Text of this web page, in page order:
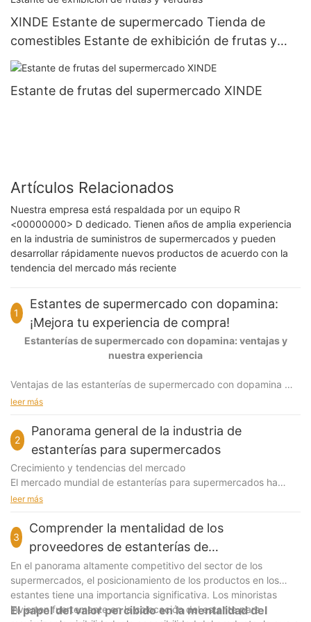
XINDE Estante de supermercado Tienda de
comestibles Estante de exhibición de frutas y
verduras
Estante de frutas del supermercado XINDE
Artículos Relacionados
Nuestra empresa está respaldada por un equipo R
<00000000> D dedicado. Tienen años de amplia experiencia
en la industria de suministros de supermercados y pueden
desarrollar rápidamente nuevos productos de acuerdo con la
tendencia del mercado más reciente
1
Estantes de supermercado con dopamina:
¡Mejora tu experiencia de compra!
Estanterías de supermercado con dopamina: ventajas y
nuestra experiencia
Ventajas de las estanterías de supermercado con dopamina
un entorno de compra atractivo, lo que aumenta la
participación del cliente y las ventas.
Experiencia de compra mejorada: el diseño alegre estimula
emociones positivas, haciendo que las compras sean más
agradables y memorables.
Exhibición optimizada de productos: los estantes diseñados
estratégicamente resaltan los productos de manera eficaz, lo
que aumenta la visibilidad y fomenta las compras impulsivas.
Durabilidad y funcionalidad: Fabricados con materiales de alta
calidad, nuestros estantes son resistentes y prácticos, lo que
garantiza un uso a largo plazo.
leer más
2
Panorama general de la industria de
estanterías para supermercados
Crecimiento y tendencias del mercado
El mercado mundial de estanterías para supermercados ha
experimentado un crecimiento constante, con una tasa de
entre 2025 y 203015. Este crecimiento está impulsado por la
expansión de las cadenas minoristas, el auge de la integración
del comercio electrónico y la creciente demanda de soluciones
de almacenamiento eficientes. Los sistemas de estanterías
inteligentes, equipados con tecnologías IoT y RFID, están
ganando terreno por su capacidad para agilizar la gestión del
inventario y mejorar la eficiencia operativa.
leer más
3
Comprender la mentalidad de los
proveedores de estanterías de
supermercados
En el panorama altamente competitivo del sector de los
supermercados, el posicionamiento de los productos en los
estantes tiene una importancia significativa. Los minoristas
invierten fuertemente en la colocación del estante para
El papel del valor percibido en la mentalidad del